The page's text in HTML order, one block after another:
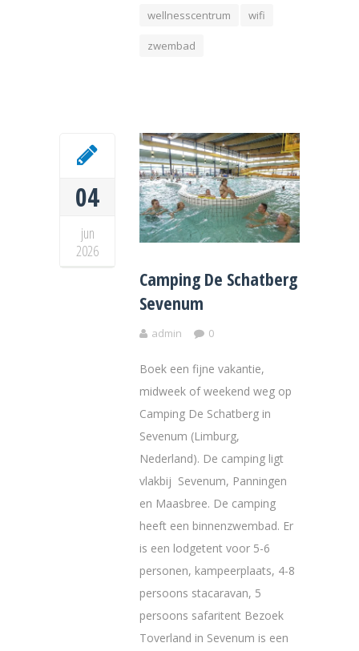
wellnesscentrum wifi
zwembad
04
jun
2026
Camping De Schatberg
Sevenum
admin 0
Boek een fijne vakantie,
midweek of weekend weg op
Camping De Schatberg in
Sevenum (Limburg,
Nederland). De camping ligt
vlakbij Sevenum, Panningen
en Maasbree. De camping
heeft een binnenzwembad. Er
is een lodgetent voor 5-6
personen, kampeerplaats, 4-8
persoons stacaravan, 5
persoons safaritent Bezoek
Toverland in Sevenum is een